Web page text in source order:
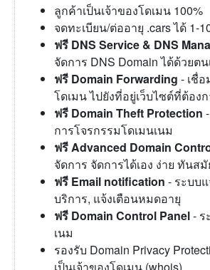
ลูกค้าเป็นเจ้าของโดเมน 100%
จดทะเบียน/ต่ออายุ .cars ได้ 1-
ฟรี DNS Service & DNS
จัดการ DNS Domain ได้ด้วยตน
ฟรี Domain Forwarding - เชื่
โดเมน ไปยังที่อยู่เว็บไซต์ที่ต้อง
ฟรี Domain Theft Protection
การโจรกรรมโดเมนเนม
ฟรี Advanced Domain
จัดการ จัดการได้เอง ง่าย ทันสมั
ฟรี Email notification - ระบบ
บริการ, แจ้งเตือนหมดอายุ
ฟรี Domain Control Panel- ร
เนม
รองรับ Domain Privacy
เป็นเจ้าของโดเมน (whois)